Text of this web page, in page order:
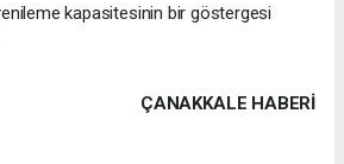
kapasitesinin bir göstergesi
ÇANAKKALE HABERİ